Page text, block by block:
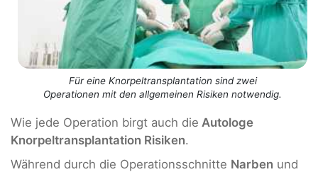
Für eine Knorpeltransplantation sind zwei
Operationen mit den allgemeinen Risiken notwendig.
Wie jede Operation birgt auch die Autologe
Knorpeltransplantation Risiken.
Während durch die Operationsschnitte Narben und